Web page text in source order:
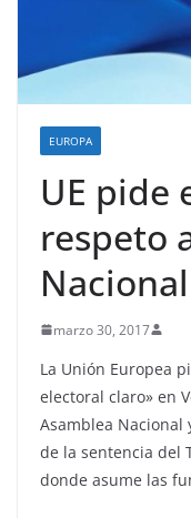
EUROPA
UE pide
respeto
marzo 30, 2017
La Unión Europea
electoral claro» en
Asamblea Nacional
de la sentencia del
donde asume las